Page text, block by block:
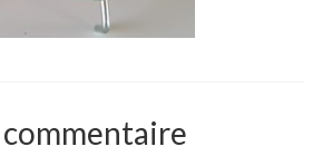
commentaire